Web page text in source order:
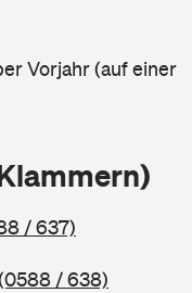
Vorjahr (auf einer
/ 637)
/ 638)